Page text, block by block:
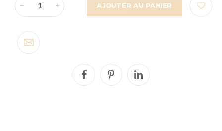
AJOUTER AU PANIER